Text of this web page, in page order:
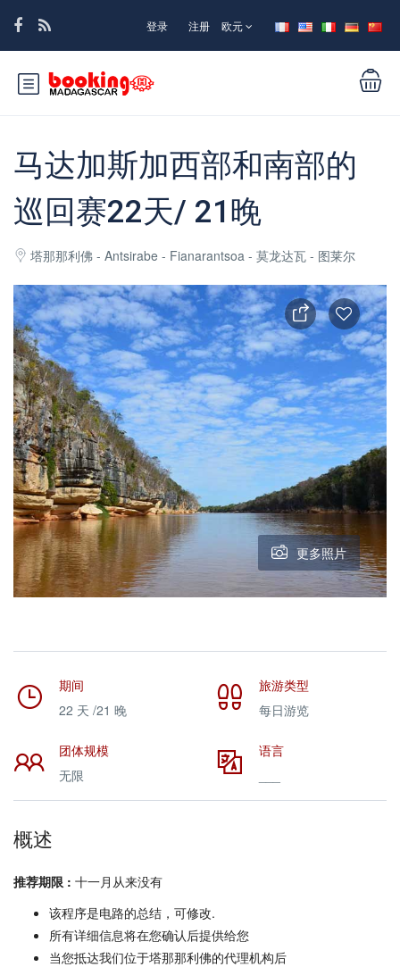
登录 注册 欧元
马达加斯加西部和南部的
巡回赛22天/ 21晚
塔那那利佛 - Antsirabe - Fianarantsoa - 莫龙达瓦 - 图莱尔
更多照片
期间
22 天 /21 晚
旅游类型
每日游览
团体规模
无限
语言
概述
推荐期限 : 十一月从来没有
该程序是电路的总结，可修改.
所有详细信息将在您确认后提供给您
当您抵达我们位于塔那那利佛的代理机构后